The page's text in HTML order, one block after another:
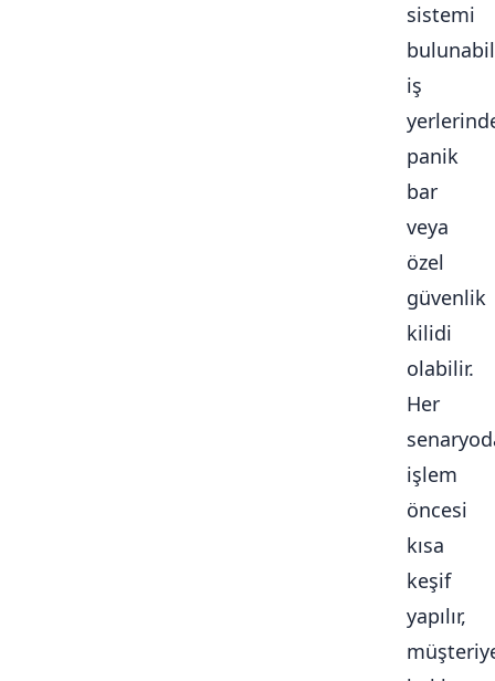
sistemi
iş
panik
bar
veya
özel
güvenlik
kilidi
olabilir.
Her
işlem
öncesi
kısa
keşif
yapılır,